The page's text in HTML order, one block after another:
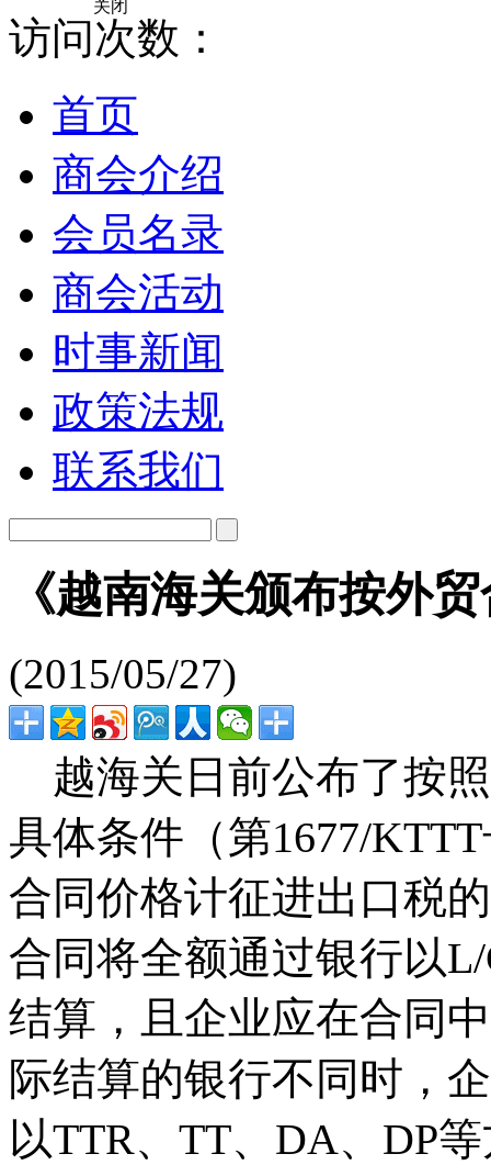
访问次数：
首页
商会介绍
会员名录
商会活动
时事新闻
政策法规
联系我们
《越南海关颁布按外
(2015/05/27)
越海关日前公布了按
具体条件（第1677/
合同价格计征进出口税
合同将全额通过银行以
结算，且企业应在合同
际结算的银行不同时，
以TTR、TT、DA、DP
关闭